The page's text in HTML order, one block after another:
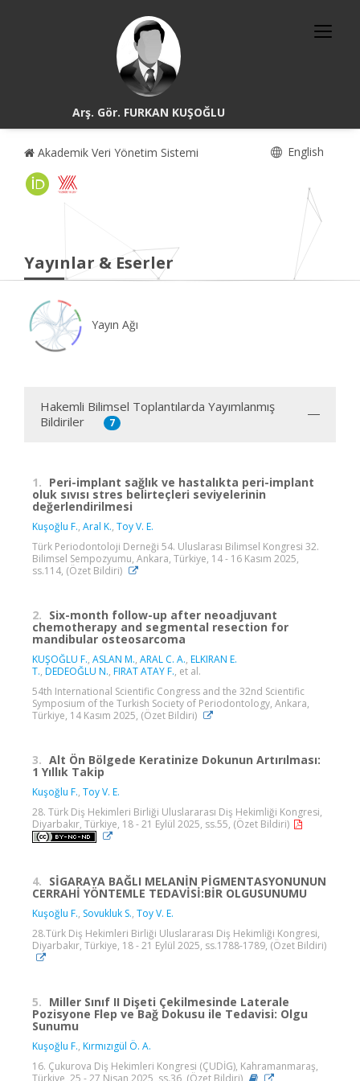
Arş. Gör. FURKAN KUŞOĞLU
Akademik Veri Yönetim Sistemi English
Yayınlar & Eserler
Yayın Ağı
Hakemli Bilimsel Toplantılarda Yayımlanmış
Bildiriler
7
1. Peri-implant sağlık ve hastalıkta peri-implant
oluk sıvısı stres belirteçleri seviyelerinin
değerlendirilmesi
Kuşoğlu F., Aral K., Toy V. E.
Türk Periodontoloji Derneği 54. Uluslarası Bilimsel Kongresi 32.
Bilimsel Sempozyumu, Ankara, Türkiye, 14 - 16 Kasım 2025,
ss.114, (Özet Bildiri)
2. Six-month follow-up after neoadjuvant
chemotherapy and segmental resection for
mandibular osteosarcoma
KUŞOĞLU F., ASLAN M., ARAL C. A., ELKIRAN E.
T., DEDEOĞLU N., FIRAT ATAY F., et al.
54th International Scientific Congress and the 32nd Scientific
Symposium of the Turkish Society of Periodontology, Ankara,
Türkiye, 14 Kasım 2025, (Özet Bildiri)
3. Alt Ön Bölgede Keratinize Dokunun Artırılması:
1 Yıllık Takip
Kuşoğlu F., Toy V. E.
28. Türk Diş Hekimleri Birliği Uluslararası Diş Hekimliği Kongresi,
Diyarbakır, Türkiye, 18 - 21 Eylül 2025, ss.55, (Özet Bildiri)
4. SİGARAYA BAĞLI MELANİN PİGMENTASYONUNUN
CERRAHİ YÖNTEMLE TEDAVİSİ:BİR OLGUSUNUMU
Kuşoğlu F., Sovukluk S., Toy V. E.
28.Türk Diş Hekimleri Birliği Uluslararası Diş Hekimliği Kongresi,
Diyarbakır, Türkiye, 18 - 21 Eylül 2025, ss.1788-1789, (Özet Bildiri)
5. Miller Sınıf II Dişeti Çekilmesinde Laterale
Pozisyone Flep ve Bağ Dokusu ile Tedavisi: Olgu
Sunumu
Kuşoğlu F., Kırmızıgül Ö. A.
16. Çukurova Diş Hekimleri Kongresi (ÇUDİG), Kahramanmaraş,